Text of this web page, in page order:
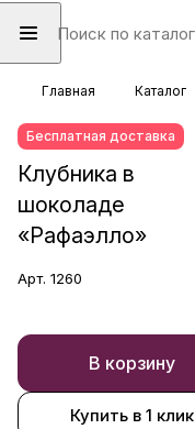
Главная Каталог
Бесплатная доставка
Клубника в
шоколаде
«Рафаэлло»
Арт. 1260
В корзину
Купить в 1 клик